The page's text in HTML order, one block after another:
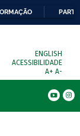
ENGLISH
ACESSIBILIDADE
A+ A-